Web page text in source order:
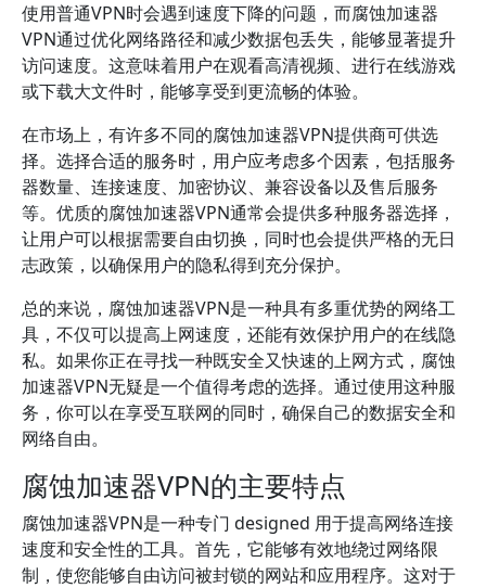
使用普通VPN时会遇到速度下降的问题，而腐蚀加速器
VPN通过优化网络路径和减少数据包丢失，能够显著提升
访问速度。这意味着用户在观看高清视频、进行在线游戏
或下载大文件时，能够享受到更流畅的体验。
在市场上，有许多不同的腐蚀加速器VPN提供商可供选
择。选择合适的服务时，用户应考虑多个因素，包括服务
器数量、连接速度、加密协议、兼容设备以及售后服务
等。优质的腐蚀加速器VPN通常会提供多种服务器选择，
让用户可以根据需要自由切换，同时也会提供严格的无日
志政策，以确保用户的隐私得到充分保护。
总的来说，腐蚀加速器VPN是一种具有多重优势的网络工
具，不仅可以提高上网速度，还能有效保护用户的在线隐
私。如果你正在寻找一种既安全又快速的上网方式，腐蚀
加速器VPN无疑是一个值得考虑的选择。通过使用这种服
务，你可以在享受互联网的同时，确保自己的数据安全和
网络自由。
腐蚀加速器VPN的主要特点
腐蚀加速器VPN是一种专门 designed 用于提高网络连接
速度和安全性的工具。首先，它能够有效地绕过网络限
制，使您能够自由访问被封锁的网站和应用程序。这对于